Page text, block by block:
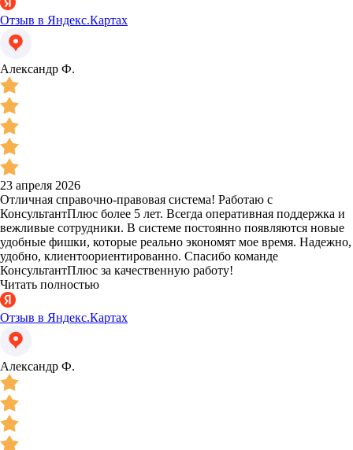
Отзыв в Яндекс.Картах
Александр Ф.
23 апреля 2026
Отличная справочно-правовая система! Работаю с
КонсультантПлюс более 5 лет. Всегда оперативная поддержка и
вежливые сотрудники. В системе постоянно появляются новые
удобные фишки, которые реально экономят мое время. Надежно,
удобно, клиентоориентированно. Спасибо команде
КонсультантПлюс за качественную работу!
Читать полностью
Отзыв в Яндекс.Картах
Александр Ф.